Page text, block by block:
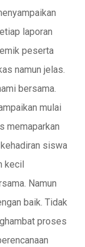
laporan
peserta
namun jelas.
bersama.
mulai
memaparkan
siswa
kecil
Namun
baik. Tidak
proses